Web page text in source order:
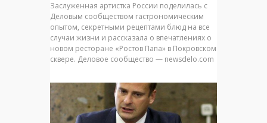
Заслуженная артистка России поделилась с
Деловым сообществом гастрономическим
опытом, секретными рецептами блюд на все
случаи жизни и рассказала о впечатлениях о
новом ресторане «Ростов Папа» в Покровском
сквере. Деловое сообщество — newsdelo.com